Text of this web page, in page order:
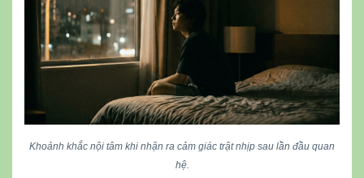
Khoảnh khắc nội tâm khi nhận ra cảm giác trật nhịp sau lần đầu quan
hệ.